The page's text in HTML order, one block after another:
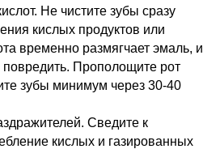
Не чистите зубы сразу
кислых продуктов или
временно размягчает эмаль, и
Прополощите рот
зубы минимум через 30-40
Сведите к
кислых и газированных